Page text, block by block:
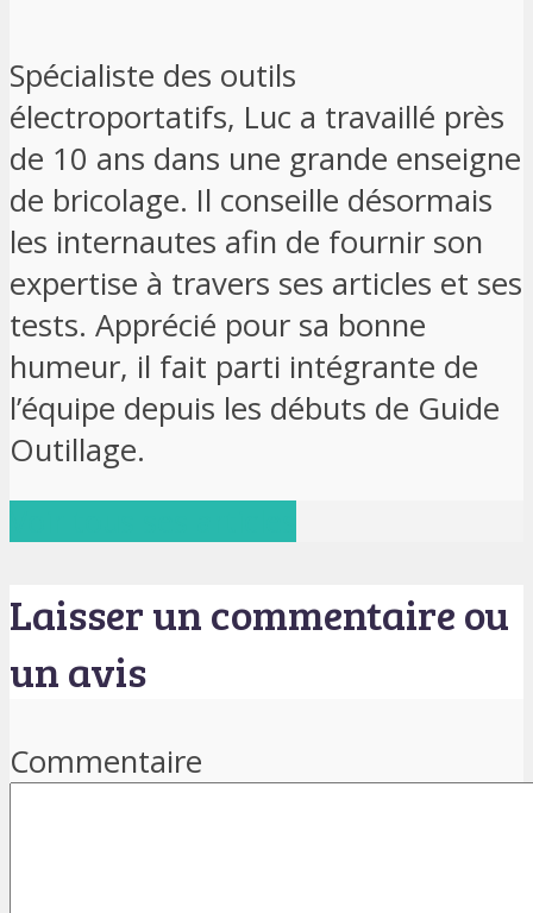
Spécialiste des outils
électroportatifs, Luc a travaillé près
de 10 ans dans une grande enseigne
de bricolage. Il conseille désormais
les internautes afin de fournir son
expertise à travers ses articles et ses
tests. Apprécié pour sa bonne
humeur, il fait parti intégrante de
l’équipe depuis les débuts de Guide
Outillage.
Laisser un commentaire ou
un avis
Commentaire